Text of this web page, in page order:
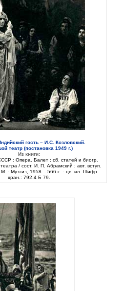
гость – И.С. Козловский.
театр (постановка 1949 г.)
Из книги:
: Опера. Балет : сб. статей и биогр.
/ сост. И. П. Абрамский ; авт. вступ.
М. : Музгиз, 1958. - 566 с. : цв. ил. Шифр
хран.: 792.4 Б 79.